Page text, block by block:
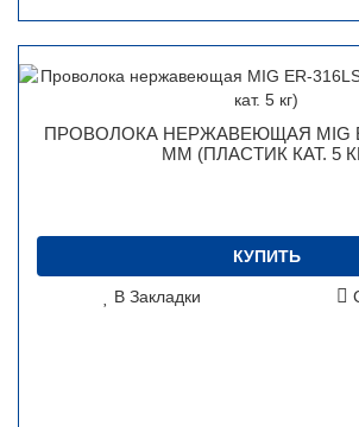
ПРОВОЛОКА НЕРЖАВЕЮЩАЯ MIG
ММ (ПЛАСТИК КАТ. 5
КУПИТЬ
В Закладки